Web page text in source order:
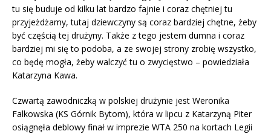
tu się buduje od kilku lat bardzo fajnie i coraz chętniej tu
przyjeżdżamy, tutaj dziewczyny są coraz bardziej chętne, żeby
być częścią tej drużyny. Także z tego jestem dumna i coraz
bardziej mi się to podoba, a ze swojej strony zrobię wszystko,
co będę mogła, żeby walczyć tu o zwycięstwo – powiedziała
Katarzyna Kawa.
Czwartą zawodniczką w polskiej drużynie jest Weronika
Falkowska (KS Górnik Bytom), która w lipcu z Katarzyną Piter
osiągnęła deblowy finał w imprezie WTA 250 na kortach Legii